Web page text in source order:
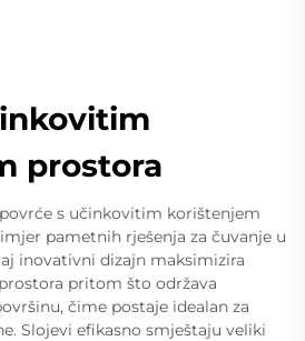
prostora
s učinkovitim korištenjem
pametnih rješenja za čuvanje u
inovativni dizajn maksimizira
pritom što održava
čime postaje idealan za
Slojevi efikasno smještaju veliki